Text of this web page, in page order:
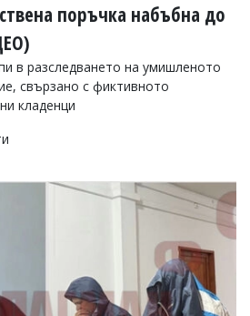
поръчка набъбна до
в разследването на умишленото
свързано с фиктивното
кладенци